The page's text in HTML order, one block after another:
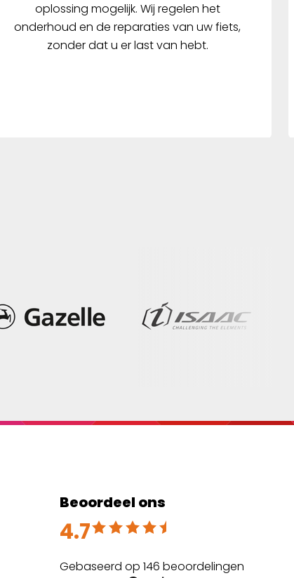
oplossing mogelijk. Wij regelen het
onderhoud en de reparaties van uw fiets,
zonder dat u er last van hebt.
Beoordeel ons
4.7
Beoordeeld met 4.7 uit 5
Gebaseerd op 146 beoordelingen